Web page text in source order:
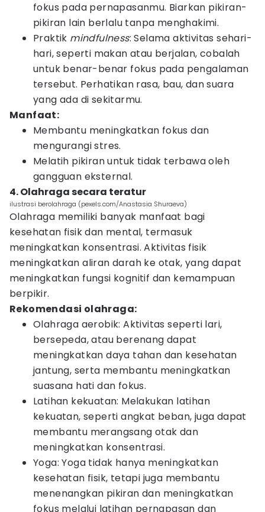
fokus pada pernapasanmu. Biarkan pikiran-
pikiran lain berlalu tanpa menghakimi.
Praktik mindfulness: Selama aktivitas sehari-
hari, seperti makan atau berjalan, cobalah
untuk benar-benar fokus pada pengalaman
tersebut. Perhatikan rasa, bau, dan suara
yang ada di sekitarmu.
Manfaat:
Membantu meningkatkan fokus dan
mengurangi stres.
Melatih pikiran untuk tidak terbawa oleh
gangguan eksternal.
4. Olahraga secara teratur
ilustrasi berolahraga (pexels.com/Anastasia Shuraeva)
Olahraga memiliki banyak manfaat bagi
kesehatan fisik dan mental, termasuk
meningkatkan konsentrasi. Aktivitas fisik
meningkatkan aliran darah ke otak, yang dapat
meningkatkan fungsi kognitif dan kemampuan
berpikir.
Rekomendasi olahraga:
Olahraga aerobik: Aktivitas seperti lari,
bersepeda, atau berenang dapat
meningkatkan daya tahan dan kesehatan
jantung, serta membantu meningkatkan
suasana hati dan fokus.
Latihan kekuatan: Melakukan latihan
kekuatan, seperti angkat beban, juga dapat
membantu merangsang otak dan
meningkatkan konsentrasi.
Yoga: Yoga tidak hanya meningkatkan
kesehatan fisik, tetapi juga membantu
menenangkan pikiran dan meningkatkan
fokus melalui latihan pernapasan dan